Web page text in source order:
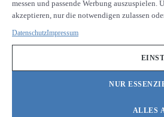
messen und passende Werbung
akzeptieren, nur die notwendigen zulassen
DatenschutzImpressum
NUR
ALLES